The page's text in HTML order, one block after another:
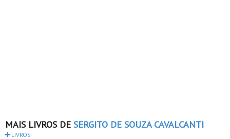
MAIS LIVROS DE SERGITO DE SOUZA CAVALCANTI
LIVROS